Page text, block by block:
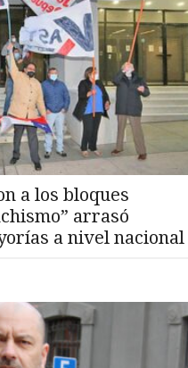
a los bloques
arrasó
a nivel nacional